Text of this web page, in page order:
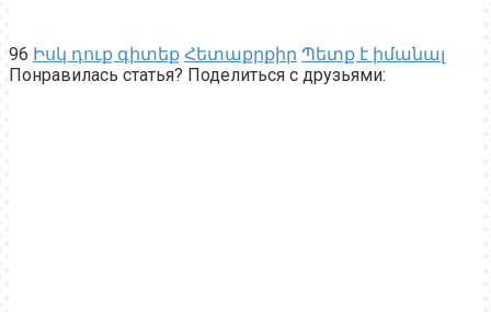
96 Իսկ դուք գիտեք Հետաքրքիր Պետք է իմանալ
Понравилась статья? Поделиться с друзьями: